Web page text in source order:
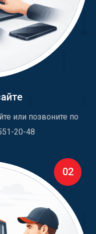
или позвоните по
20-48
02